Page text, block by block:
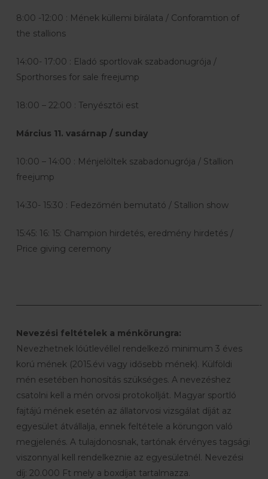
8:00 -12:00 : Mének küllemi bírálata / Conforamtion of
the stallions
14:00- 17:00 : Eladó sportlovak szabadonugrója /
Sporthorses for sale freejump
18:00 – 22:00 : Tenyésztői est
Március 11. vasárnap / sunday
10:00 – 14:00 : Ménjelöltek szabadonugrója / Stallion
freejump
14:30- 15:30 : Fedezőmén bemutató / Stallion show
15:45: 16: 15: Champion hirdetés, eredmény hirdetés /
Price giving ceremony
—————————————————————————————-
Nevezési feltételek a ménkörungra:
Nevezhetnek lóútlevéllel rendelkező minimum 3 éves
korú mének (2015.évi vagy idősebb mének). Külföldi
mén esetében honosítás szükséges. A nevezéshez
csatolni kell a mén orvosi protokollját. Magyar sportló
fajtájú mének esetén az állatorvosi vizsgálat díját az
egyesület átvállalja, ennek feltétele a körungon való
megjelenés. A tulajdonosnak, tartónak érvényes tagsági
viszonnyal kell rendelkeznie az egyesületnél. Nevezési
díj: 20.000 Ft mely a boxdíjat tartalmazza.